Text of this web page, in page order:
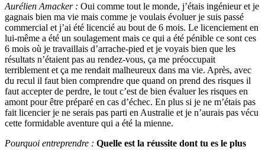
Aurélien Amacker : Oui comme tout le monde, j’étais ingénieur et je
gagnais bien ma vie mais comme je voulais évoluer je suis passé
commercial et j’ai été licencié au bout de 6 mois. Le licenciement en
lui-même a été un soulagement mais ce qui a été pénible ce sont ces
6 mois où je travaillais d’arrache-pied et je voyais bien que les
résultats n’étaient pas au rendez-vous, ça me préoccupait
terriblement et ça me rendait malheureux dans ma vie. Après, avec
du recul il faut bien comprendre que quand on prend des risques il
faut accepter de perdre, le tout c’est de bien évaluer les risques en
amont pour être préparé en cas d’échec. En plus si je ne m’étais pas
fait licencier je ne serais pas parti en Australie et je n’aurais pas vécu
cette formidable aventure qui a été la mienne.
Pourquoi entreprendre : Quelle est la réussite dont tu es le plus